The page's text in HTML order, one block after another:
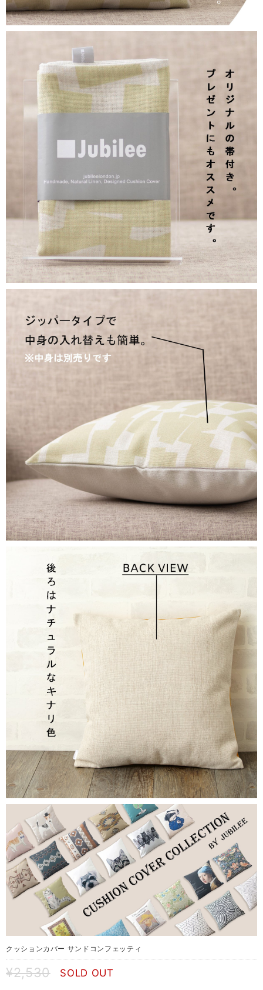
クッションカバー サンドコンフェッティ
¥2,530 SOLD OUT